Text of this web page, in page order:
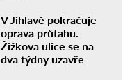
V Jihlavě pokračuje
oprava průtahu.
Žižkova ulice se na
dva týdny uzavře